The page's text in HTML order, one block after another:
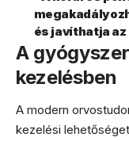
és javíthatja
A
kezelésben
A modern
kezelési